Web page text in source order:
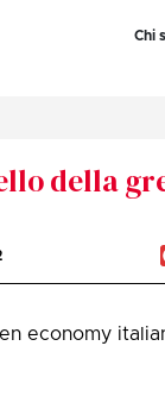
Chi
della
economy